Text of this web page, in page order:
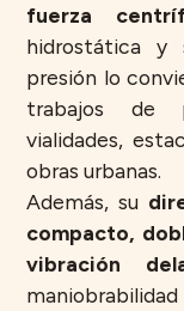
fuerza
hidrostática y
presión lo
trabajos de
vialidades,
obras urbanas.
Además, su
compacto,
vibración